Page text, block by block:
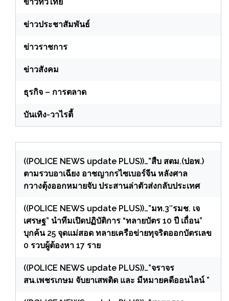
ข่าวทั่วไทย
ข่าวประชาสัมพันธ์
ข่าวราชการ
ข่าวสังคม
ธุรกิจ – การตลาด
บันเทิง-วาไรตี้
((POLICE NEWS update PLUS))…”สืบ สตม.(ปอพ.)
ตามรวบอาเฉียง อาชญากรไซเบอร์จีน หลังศาล
กวางตุ้งออกหมายจับ ประสานล่าตัวส่งกลับประเทศ
((POLICE NEWS update PLUS))…”มท.3″รมช. เจ
เศรษฐ” นำทีมเปิดปฏิบัติการ “ทลายบัตร 10 ปี เถื่อน”
บุกค้น 25 จุดแม่สอด ทลายเครือข่ายทุจริตออกบัตรเลข
0 รวบผู้ต้องหา 17 ราย
((POLICE NEWS update PLUS))…”จราจร
สน.เพชรเกษม จับยาเสพติด และ มีหมายคดีออนไลน์ ”